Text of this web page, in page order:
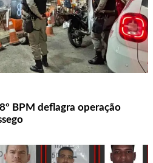
BPM deflagra operação